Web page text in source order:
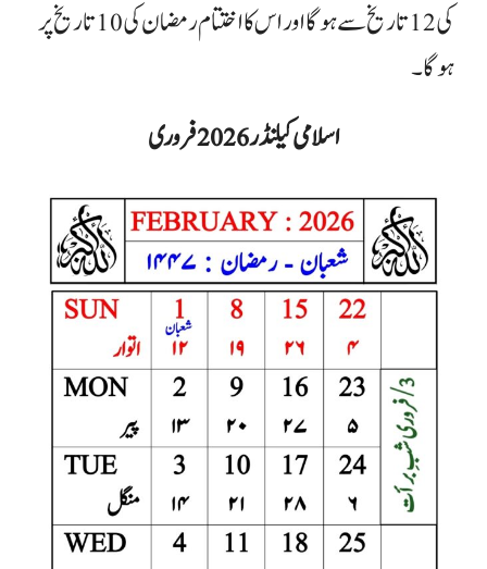
کی 12 تاریخ سے ہوگا اور اس کا اختتام رمضان کی 10 تاریخ پر
ہوگا۔
اسلامی کیلنڈر 2026 فروری